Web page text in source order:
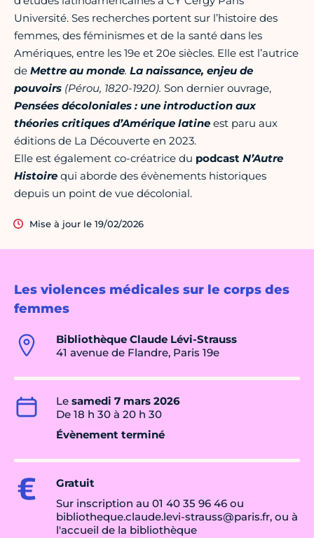
Les violences médicales sur le corps des
femmes
Bibliothèque Claude Lévi-Strauss
41 avenue de Flandre, Paris 19e
Le samedi 7 mars 2026
De 18 h 30 à 20 h 30
Évènement terminé
Gratuit
Sur inscription au 01 40 35 96 46 ou
bibliotheque.claude.levi-strauss@paris.fr, ou à
l'accueil de la bibliothèque
Université. Ses recherches portent sur l’histoire des
femmes, des féminismes et de la santé dans les
Amériques, entre les 19e et 20e siècles. Elle est l’autrice
de Mettre au monde. La naissance, enjeu de
pouvoirs (Pérou, 1820-1920). Son dernier ouvrage,
Pensées décoloniales : une introduction aux
théories critiques d’Amérique latine est paru aux
éditions de La Découverte en 2023.
Elle est également co-créatrice du podcast N’Autre
Histoire qui aborde des évènements historiques
depuis un point de vue décolonial.
Mise à jour le 19/02/2026